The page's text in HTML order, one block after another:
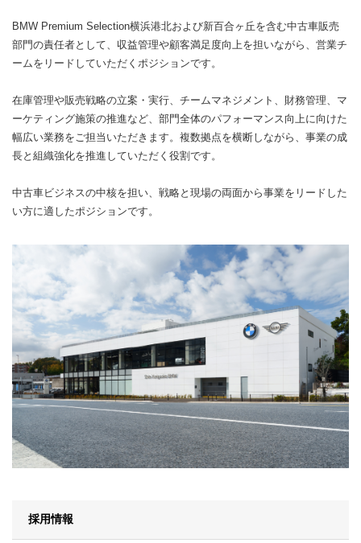
BMW Premium Selection横浜港北および新百合ヶ丘を含む中古車販売
部門の責任者として、収益管理や顧客満足度向上を担いながら、営業チ
ームをリードしていただくポジションです。
在庫管理や販売戦略の立案・実行、チームマネジメント、財務管理、マ
ーケティング施策の推進など、部門全体のパフォーマンス向上に向けた
幅広い業務をご担当いただきます。複数拠点を横断しながら、事業の成
長と組織強化を推進していただく役割です。
中古車ビジネスの中核を担い、戦略と現場の両面から事業をリードした
い方に適したポジションです。
採用情報